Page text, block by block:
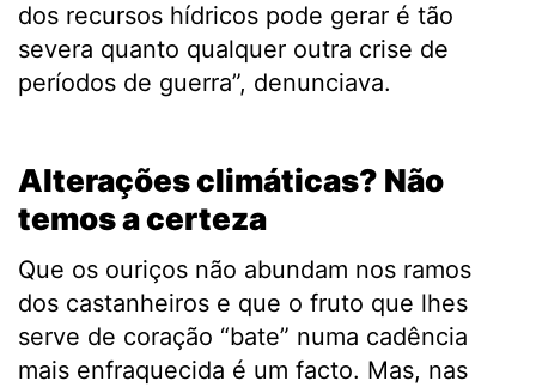
dos recursos hídricos pode gerar é tão
severa quanto qualquer outra crise de
períodos de guerra”, denunciava.
Alterações climáticas? Não
temos a certeza
Que os ouriços não abundam nos ramos
dos castanheiros e que o fruto que lhes
serve de coração “bate” numa cadência
mais enfraquecida é um facto. Mas, nas